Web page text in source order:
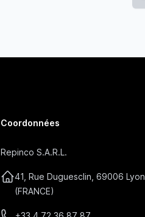
Coordonnées
Repinco S.A.R.L.
41, Rue Duguesclin, 69006 Lyon
(FRANCE)